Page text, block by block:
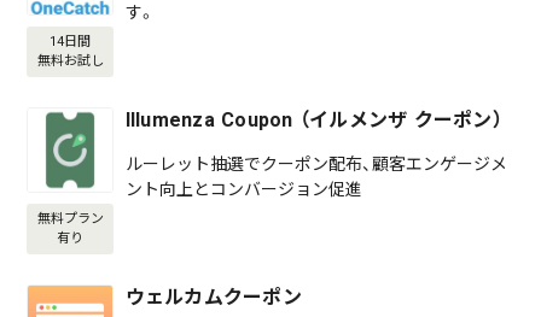
14日間
無料お試し
す。
無料プラン
有り
Illumenza Coupon （イルメンザ クーポン）
ルーレット抽選でクーポン配布、顧客エンゲージメ
ント向上とコンバージョン促進
ウェルカムクーポン